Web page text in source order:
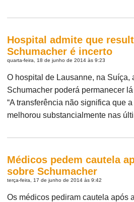
Hospital admite que
Schumacher é incerto
quarta-feira, 18 de junho de 2014 às 9:23
O hospital de Lausanne, na Suíça,
Schumacher poderá permanecer lá
“A transferência não significa que
melhorou substancialmente nas
Médicos pedem cautela
sobre Schumacher
terça-feira, 17 de junho de 2014 às 9:42
Os médicos pediram cautela após